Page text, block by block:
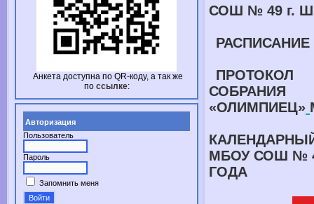
Анкета доступна по QR-коду, а так же
по ссылке:
Авторизация
Пользователь
Пароль
Запомнить меня
СОШ № 49 г.
«ОЛИМПИЕЦ»
МБОУ СОШ №
ГОДА